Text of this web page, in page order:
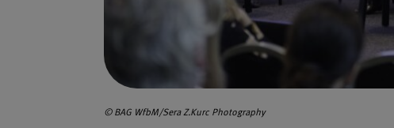
© BAG WfbM/Sera Z.Kurc Photography